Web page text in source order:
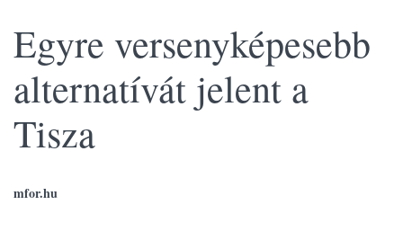
Egyre versenyképesebb
alternatívát jelent a
Tisza
mfor.hu